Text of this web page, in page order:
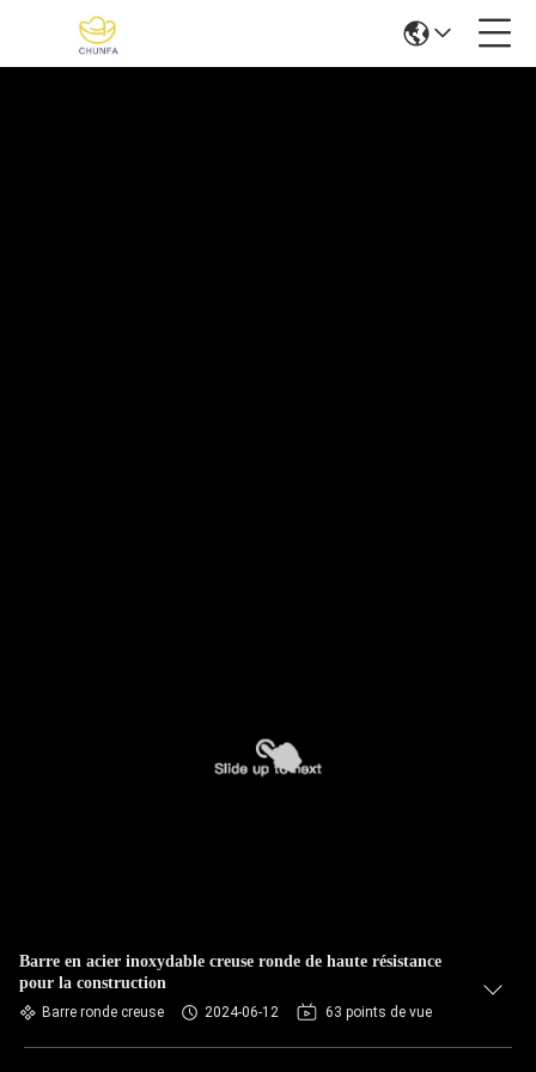
Barre en acier inoxydable creuse ronde de haute résistance
pour la construction
Barre ronde creuse 2024-06-12 63 points de vue